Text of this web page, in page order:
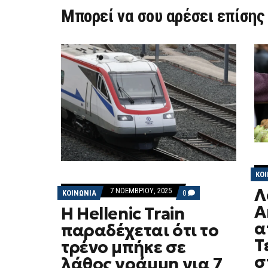
Μπορεί να σου αρέσει
ΚΟΙΝΩΝΙΑ 7 ΝΟΕΜΒΡΊΟΥ, 2025 0 COMMENTS
ON
TRAIN
ΠΑΡΑΔΈΧΕΤΑΙ
ΤΡΈΝΟ
H Hellenic Train
παραδέχεται ότι το
τρένο μπήκε σε